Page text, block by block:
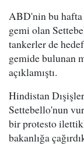
ABD'nin bu
gemi olan
tankerler de
gemide bulunan
açıklamıştı.
Hindistan
Settebello'nun
bir protesto
bakanlığa